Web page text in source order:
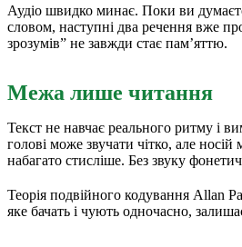
Аудіо швидко минає. Поки ви
словом, наступні два речення вже
зрозумів” не завжди стає пам’яттю.
Межа лише читання
Текст не навчає реального ритму і
голові може звучати чітко, але
набагато стисліше. Без звуку
Теорія подвійного кодування Allan
яке бачать і чують одночасно,